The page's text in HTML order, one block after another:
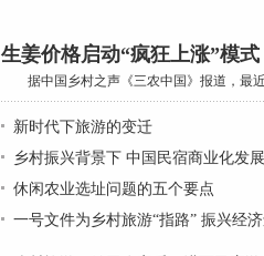
生姜价格启动“疯狂上涨”模式
据中国乡村之声《三农中国》报道，最近
新时代下旅游的变迁
乡村振兴背景下 中国民宿商业化发
休闲农业选址问题的五个要点
一号文件为乡村旅游“指路” 振兴经